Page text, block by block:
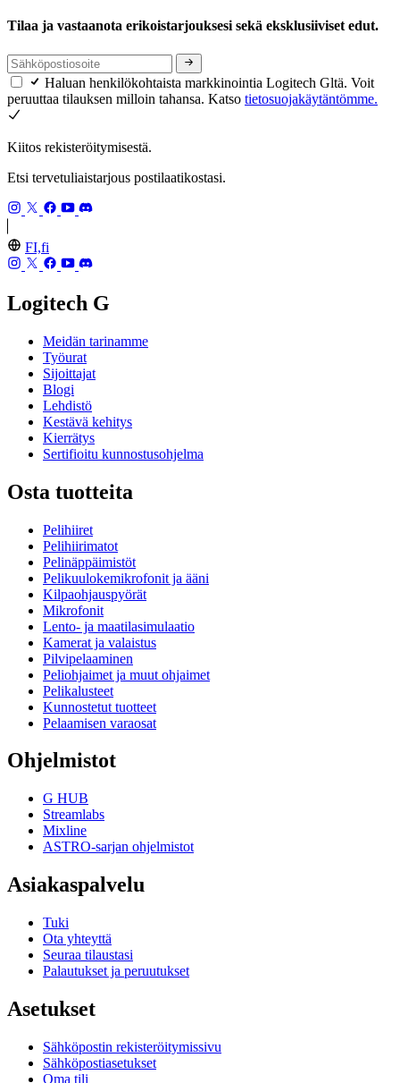
Tilaa ja vastaanota erikoistarjouksesi sekä eksklusiiviset edut.
Haluan henkilökohtaista markkinointia Logitech Gltä. Voit
peruuttaa tilauksen milloin tahansa. Katso tietosuojakäytäntömme.
Kiitos rekisteröitymisestä.
Etsi tervetuliaistarjous postilaatikostasi.
FI,fi
Logitech G
Meidän tarinamme
Työurat
Sijoittajat
Blogi
Lehdistö
Kestävä kehitys
Kierrätys
Sertifioitu kunnostusohjelma
Osta tuotteita
Pelihiiret
Pelihiirimatot
Pelinäppäimistöt
Pelikuulokemikrofonit ja ääni
Kilpaohjauspyörät
Mikrofonit
Lento- ja maatilasimulaatio
Kamerat ja valaistus
Pilvipelaaminen
Peliohjaimet ja muut ohjaimet
Pelikalusteet
Kunnostetut tuotteet
Pelaamisen varaosat
Ohjelmistot
G HUB
Streamlabs
Mixline
ASTRO-sarjan ohjelmistot
Asiakaspalvelu
Tuki
Ota yhteyttä
Seuraa tilaustasi
Palautukset ja peruutukset
Asetukset
Sähköpostin rekisteröitymissivu
Sähköpostiasetukset
Oma tili